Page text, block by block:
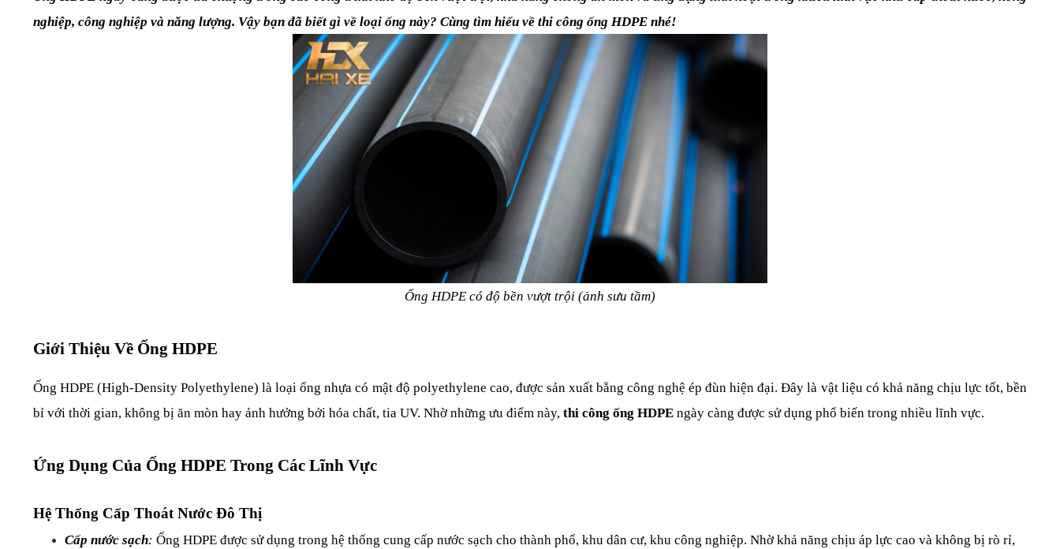
nghiệp, công nghiệp và năng lượng. Vậy bạn đã biết gì về loại ống này? Cùng tìm hiểu về thi công ống HDPE nhé!
Ống HDPE có độ bền vượt trội (ảnh sưu tầm)
Giới Thiệu Về Ống HDPE
Ống HDPE (High-Density Polyethylene) là loại ống nhựa có mật độ polyethylene cao, được sản xuất bằng công nghệ ép đùn hiện đại. Đây là vật liệu có khả năng chịu lực tốt, bền
bỉ với thời gian, không bị ăn mòn hay ảnh hưởng bởi hóa chất, tia UV. Nhờ những ưu điểm này, thi công ống HDPE ngày càng được sử dụng phổ biến trong nhiều lĩnh vực.
Ứng Dụng Của Ống HDPE Trong Các Lĩnh Vực
Hệ Thống Cấp Thoát Nước Đô Thị
Cấp nước sạch: Ống HDPE được sử dụng trong hệ thống cung cấp nước sạch cho thành phố, khu dân cư, khu công nghiệp. Nhờ khả năng chịu áp lực cao và không bị rò rỉ,